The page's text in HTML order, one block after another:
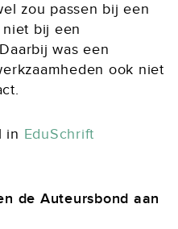
zou passen bij een
bij een
was een
ook niet
in EduSchrift
de Auteursbond aan